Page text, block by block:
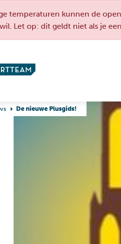
temperaturen kunnen de
Let op: dit geldt niet als je
Onderwijs &
De nieuwe Plusgids!